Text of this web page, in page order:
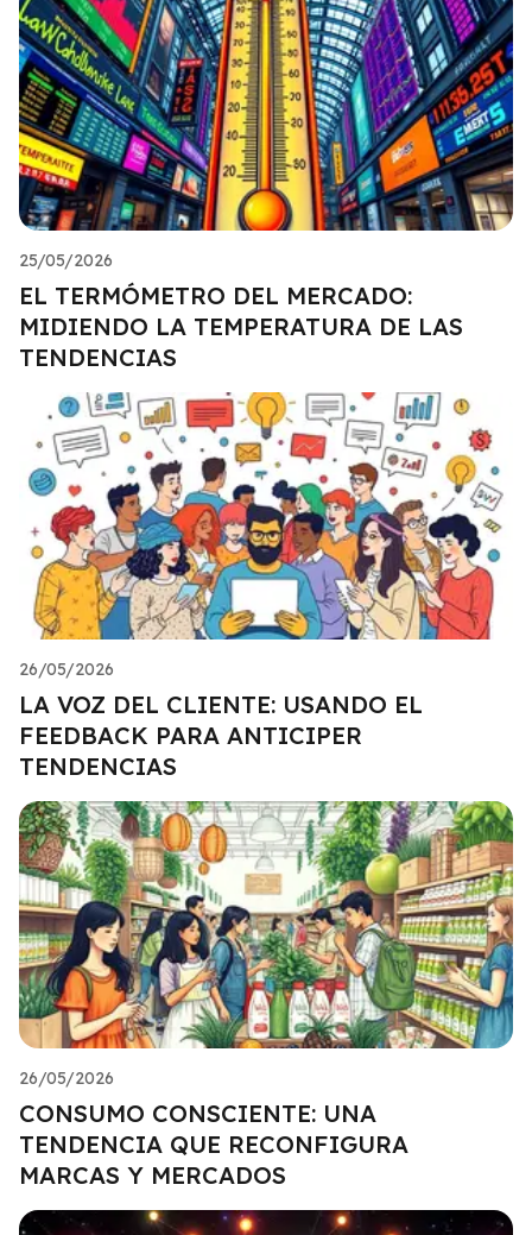
25/05/2026
EL TERMÓMETRO DEL MERCADO:
MIDIENDO LA TEMPERATURA DE LAS
TENDENCIAS
26/05/2026
LA VOZ DEL CLIENTE: USANDO EL
FEEDBACK PARA ANTICIPER
TENDENCIAS
26/05/2026
CONSUMO CONSCIENTE: UNA
TENDENCIA QUE RECONFIGURA
MARCAS Y MERCADOS